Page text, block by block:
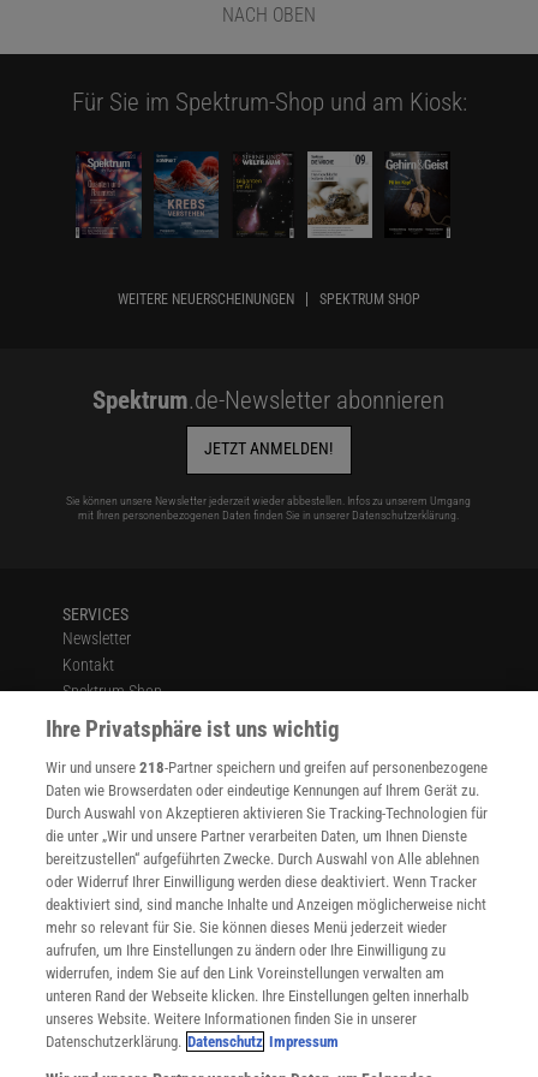
NACH OBEN
Für Sie im Spektrum-Shop und am Kiosk:
WEITERE NEUERSCHEINUNGEN SPEKTRUM SHOP
Spektrum.de-Newsletter abonnieren
JETZT ANMELDEN!
Sie können unsere Newsletter jederzeit wieder abbestellen. Infos zu unserem Umgang
mit Ihren personenbezogenen Daten finden Sie in unserer Datenschutzerklärung
SERVICES
Newsletter
Kontakt
Spektrum Shop
Im Handel kaufen
Presse
Verträge kündigen
INFO
Mediadaten
Datenschutz
Nutzungsbedingungen
Cookie-Einstellungen
Utiq verwalten
Nutzungsbasierte Onlinewerbung
Alle Artikel
Impressum
Ihre Privatsphäre ist uns wichtig
Wir und unsere218-Partner speichern und greifen auf personenbezogene
Daten wie Browserdaten oder eindeutige Kennungen auf Ihrem Gerät zu.
Durch Auswahl von Akzeptieren aktivieren Sie Tracking-Technologien für
die unter „Wir und unsere Partner verarbeiten Daten, um Ihnen Dienste
bereitzustellen“ aufgeführten Zwecke. Durch Auswahl von Alle ablehnen
oder Widerruf Ihrer Einwilligung werden diese deaktiviert. Wenn Tracker
deaktiviert sind, sind manche Inhalte und Anzeigen möglicherweise nicht
mehr so relevant für Sie. Sie können dieses Menü jederzeit wieder
aufrufen, um Ihre Einstellungen zu ändern oder Ihre Einwilligung zu
widerrufen, indem Sie auf den Link Voreinstellungen verwalten am
unteren Rand der Webseite klicken. Ihre Einstellungen gelten innerhalb
unseres Website. Weitere Informationen finden Sie in unserer
Datenschutzerklärung. Datenschutz Impressum